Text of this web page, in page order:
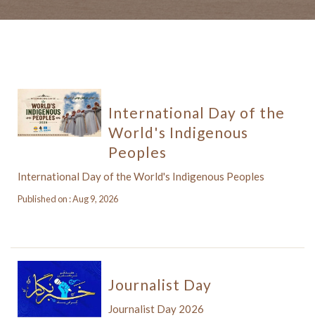
International Day of the
World's Indigenous
Peoples
International Day of the World's Indigenous Peoples
Published on : Aug 9, 2026
Journalist Day
Journalist Day 2026